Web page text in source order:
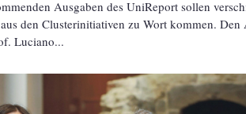
Ausgaben des UniReport sollen
den Clusterinitiativen zu Wort kommen.
Luciano